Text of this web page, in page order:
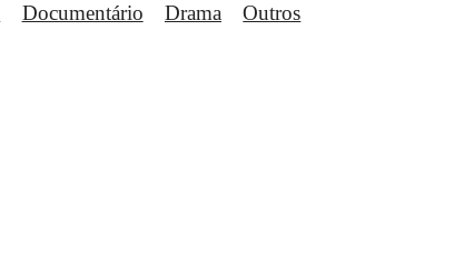
Documentário Drama Outros